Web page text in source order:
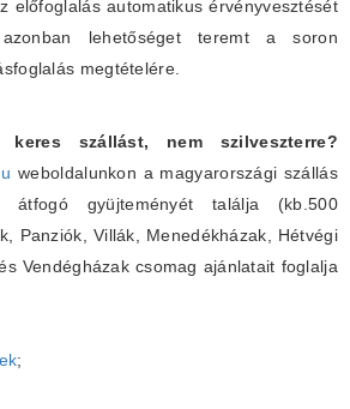
előfoglalás automatikus érvényvesztését
lehetőséget teremt a soron
megtételére.
keres szállást, nem szilveszterre?
weboldalunkon a magyarországi szállás
átfogó gyüjteményét találja (kb.500
Panziók, Villák, Menedékházak, Hétvégi
Vendégházak csomag ajánlatait foglalja
;